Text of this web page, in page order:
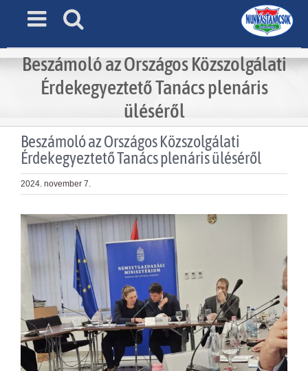
Beszámoló az Országos Közszolgálati
Érdekegyeztető Tanács plenáris
üléséről
Beszámoló az Országos Közszolgálati
Érdekegyeztető Tanács plenáris üléséről
2024. november 7.
View
Larger